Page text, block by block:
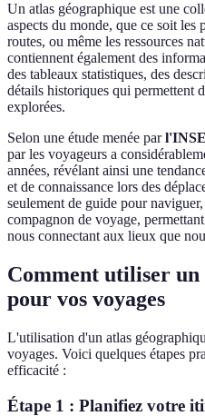
Un atlas géographique est une
aspects du monde, que ce soit les
routes, ou même les ressources
contiennent également des
des tableaux statistiques, des
détails historiques qui permettent
explorées.
Selon une étude menée par
par les voyageurs a
années, révélant ainsi une
et de connaissance lors des
seulement de guide pour
compagnon de voyage,
nous connectant aux lieux que
Comment utiliser un
pour vos voyages
L'utilisation d'un atlas
voyages. Voici quelques étapes
efficacité :
Étape 1 : Planifiez votre